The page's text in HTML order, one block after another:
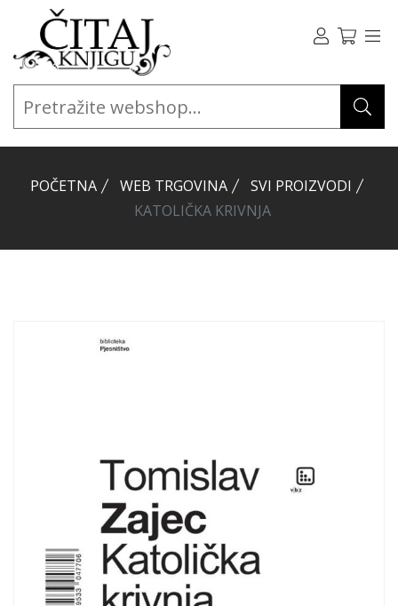
POČETNA WEB TRGOVINA
SVI PROIZVODI
KATOLIČKA KRIVNJA